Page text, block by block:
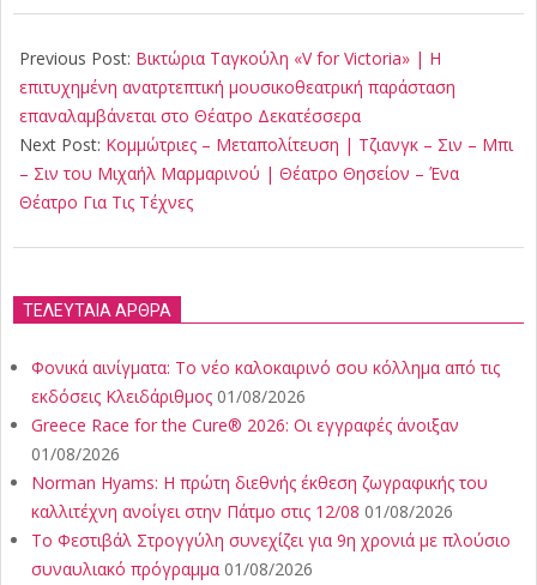
01-
28
Previous Post: Βικτώρια Ταγκούλη «V for Victoria» | Η
επιτυχημένη ανατρτεπτική μουσικοθεατρική παράσταση
επαναλαμβάνεται στο Θέατρο Δεκατέσσερα
Next Post: Κομμώτριες – Μεταπολίτευση | Τζιανγκ – Σιν – Μπι
– Σιν του Μιχαήλ Μαρμαρινού | Θέατρο Θησείον – Ένα
Θέατρο Για Τις Τέχνες
ΤΕΛΕΥΤΑΙΑ ΑΡΘΡΑ
Φονικά αινίγματα: Το νέο καλοκαιρινό σου κόλλημα από τις
εκδόσεις Κλειδάριθμος 01/08/2026
Greece Race for the Cure® 2026: Οι εγγραφές άνοιξαν
01/08/2026
Norman Hyams: Η πρώτη διεθνής έκθεση ζωγραφικής του
καλλιτέχνη ανοίγει στην Πάτμο στις 12/08 01/08/2026
Το Φεστιβάλ Στρογγύλη συνεχίζει για 9η χρονιά με πλούσιο
συναυλιακό πρόγραμμα 01/08/2026